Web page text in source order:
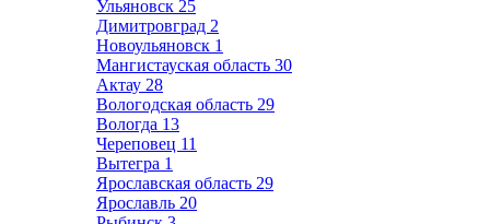
Ульяновск 25
Димитровград 2
Новоульяновск 1
Мангистауская область 30
Актау 28
Вологодская область 29
Вологда 13
Череповец 11
Вытегра 1
Ярославская область 29
Ярославль 20